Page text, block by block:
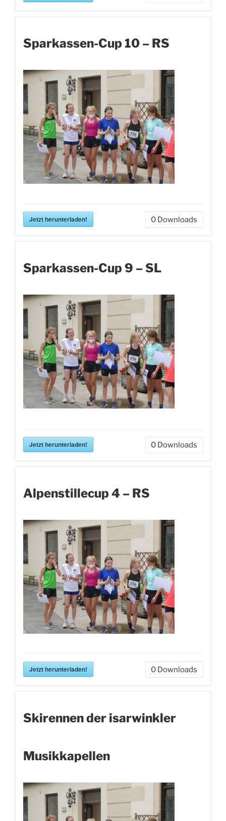
Sparkassen-Cup 10 – RS
Jetzt herunterladen! 0 Downloads
Sparkassen-Cup 9 – SL
Jetzt herunterladen! 0 Downloads
Alpenstillecup 4 – RS
Jetzt herunterladen! 0 Downloads
Skirennen der isarwinkler
Musikkapellen